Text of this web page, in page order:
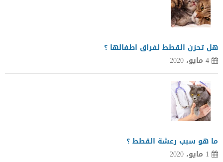
هل تحزن القطط لفراق اطفالها ؟
4 مايو، 2020
ما هو سبب رعشة القطط ؟
1 مايو، 2020